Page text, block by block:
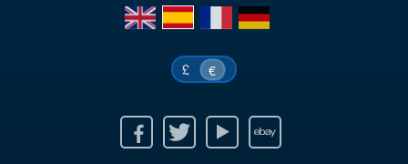
en
es fr de
£ €
Twitter Youtube Ebay